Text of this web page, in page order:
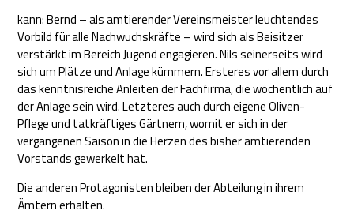
kann: Bernd – als amtierender Vereinsmeister leuchtendes
Vorbild für alle Nachwuchskräfte – wird sich als Beisitzer
verstärkt im Bereich Jugend engagieren. Nils seinerseits wird
sich um Plätze und Anlage kümmern. Ersteres vor allem durch
das kenntnisreiche Anleiten der Fachfirma, die wöchentlich auf
der Anlage sein wird. Letzteres auch durch eigene Oliven-
Pflege und tatkräftiges Gärtnern, womit er sich in der
vergangenen Saison in die Herzen des bisher amtierenden
Vorstands gewerkelt hat.
Die anderen Protagonisten bleiben der Abteilung in ihrem
Ämtern erhalten.